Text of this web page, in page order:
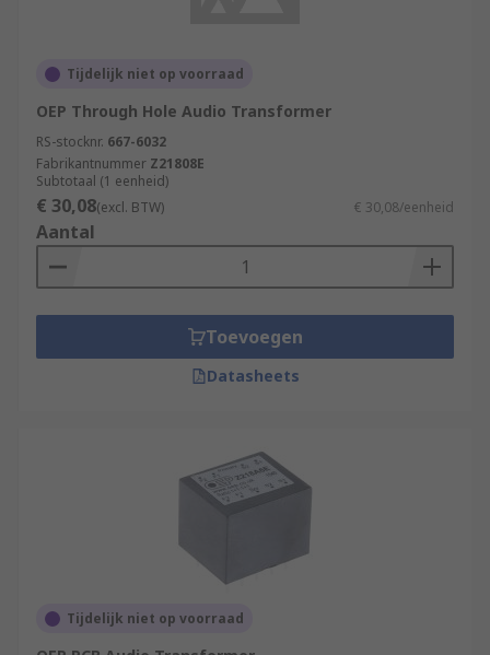
Tijdelijk niet op voorraad
OEP Through Hole Audio Transformer
RS-stocknr. 667-6032
Fabrikantnummer Z21808E
Subtotaal (1 eenheid)
€ 30,08(excl. BTW) € 30,08/eenheid
Aantal
Toevoegen
Datasheets
Tijdelijk niet op voorraad